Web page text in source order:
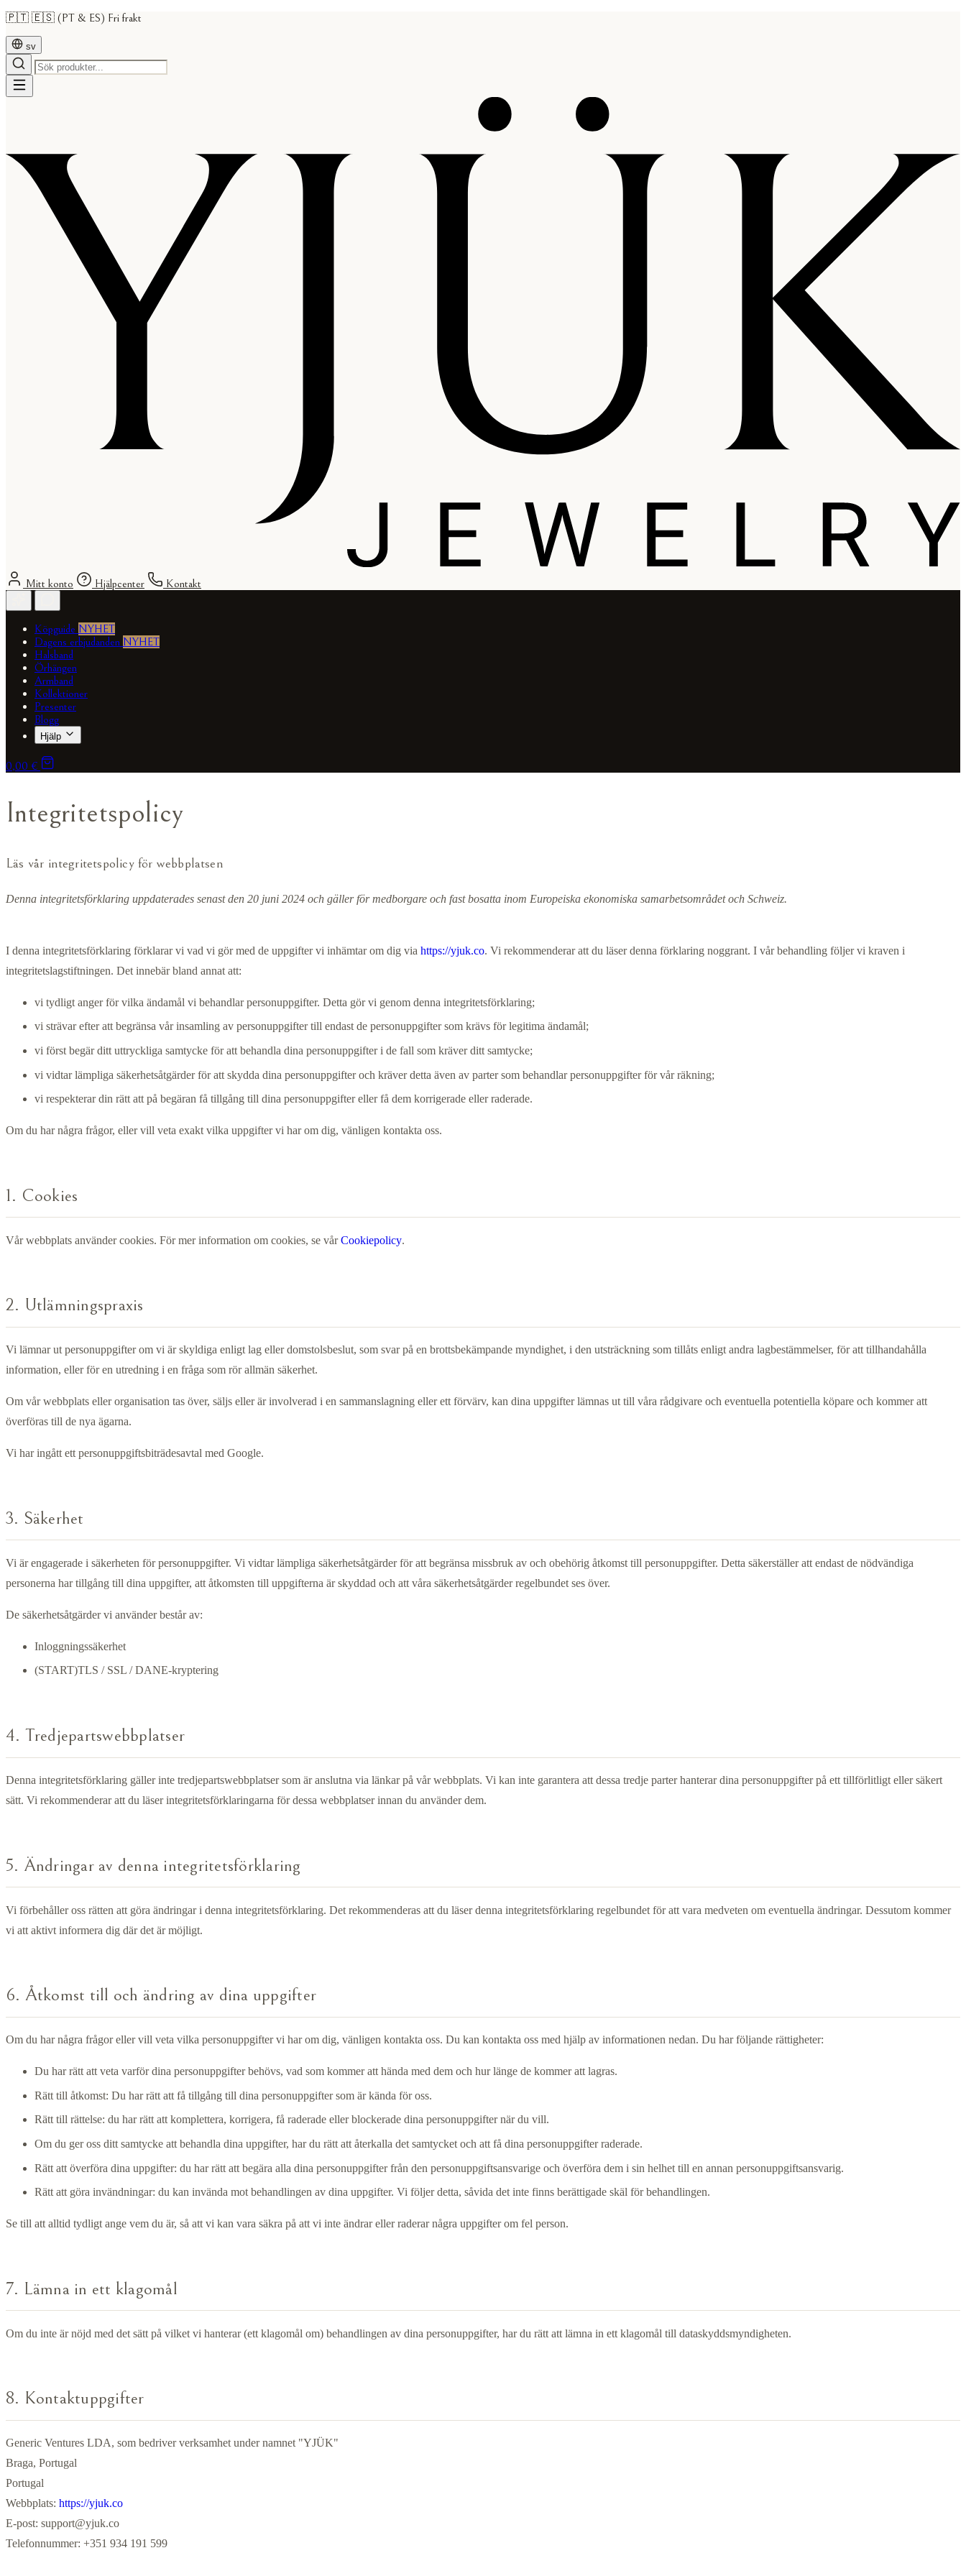
🇵🇹 🇪🇸 (PT & ES) Fri frakt
sv
Mitt konto Hjälpcenter Kontakt
Köpguide NYHET
Dagens erbjudanden NYHET
Halsband
Örhängen
Armband
Kollektioner
Presenter
Blogg
Hjälp
0,00 €
Integritetspolicy
Läs vår integritetspolicy för webbplatsen
Denna integritetsförklaring uppdaterades senast den 20 juni 2024 och gäller för medborgare och fast bosatta inom Europeiska ekonomiska samarbetsområdet och Schweiz.
I denna integritetsförklaring förklarar vi vad vi gör med de uppgifter vi inhämtar om dig via https://yjuk.co. Vi rekommenderar att du läser denna förklaring noggrant. I vår behandling följer vi kraven i
integritetslagstiftningen. Det innebär bland annat att:
vi tydligt anger för vilka ändamål vi behandlar personuppgifter. Detta gör vi genom denna integritetsförklaring;
vi strävar efter att begränsa vår insamling av personuppgifter till endast de personuppgifter som krävs för legitima ändamål;
vi först begär ditt uttryckliga samtycke för att behandla dina personuppgifter i de fall som kräver ditt samtycke;
vi vidtar lämpliga säkerhetsåtgärder för att skydda dina personuppgifter och kräver detta även av parter som behandlar personuppgifter för vår räkning;
vi respekterar din rätt att på begäran få tillgång till dina personuppgifter eller få dem korrigerade eller raderade.
Om du har några frågor, eller vill veta exakt vilka uppgifter vi har om dig, vänligen kontakta oss.
1. Cookies
Vår webbplats använder cookies. För mer information om cookies, se vårCookiepolicy.
2. Utlämningspraxis
Vi lämnar ut personuppgifter om vi är skyldiga enligt lag eller domstolsbeslut, som svar på en brottsbekämpande myndighet, i den utsträckning som tillåts enligt andra lagbestämmelser, för att tillhandahålla
information, eller för en utredning i en fråga som rör allmän säkerhet.
Om vår webbplats eller organisation tas över, säljs eller är involverad i en sammanslagning eller ett förvärv, kan dina uppgifter lämnas ut till våra rådgivare och eventuella potentiella köpare och kommer att
överföras till de nya ägarna.
Vi har ingått ett personuppgiftsbiträdesavtal med Google.
3. Säkerhet
Vi är engagerade i säkerheten för personuppgifter. Vi vidtar lämpliga säkerhetsåtgärder för att begränsa missbruk av och obehörig åtkomst till personuppgifter. Detta säkerställer att endast de nödvändiga
personerna har tillgång till dina uppgifter, att åtkomsten till uppgifterna är skyddad och att våra säkerhetsåtgärder regelbundet ses över.
De säkerhetsåtgärder vi använder består av:
Inloggningssäkerhet
(START)TLS / SSL / DANE-kryptering
4. Tredjepartswebbplatser
Denna integritetsförklaring gäller inte tredjepartswebbplatser som är anslutna via länkar på vår webbplats. Vi kan inte garantera att dessa tredje parter hanterar dina personuppgifter på ett tillförlitligt eller säkert
sätt. Vi rekommenderar att du läser integritetsförklaringarna för dessa webbplatser innan du använder dem.
5. Ändringar av denna integritetsförklaring
Vi förbehåller oss rätten att göra ändringar i denna integritetsförklaring. Det rekommenderas att du läser denna integritetsförklaring regelbundet för att vara medveten om eventuella ändringar. Dessutom kommer
vi att aktivt informera dig där det är möjligt.
6. Åtkomst till och ändring av dina uppgifter
Om du har några frågor eller vill veta vilka personuppgifter vi har om dig, vänligen kontakta oss. Du kan kontakta oss med hjälp av informationen nedan. Du har följande rättigheter:
Du har rätt att veta varför dina personuppgifter behövs, vad som kommer att hända med dem och hur länge de kommer att lagras.
Rätt till åtkomst: Du har rätt att få tillgång till dina personuppgifter som är kända för oss.
Rätt till rättelse: du har rätt att komplettera, korrigera, få raderade eller blockerade dina personuppgifter när du vill.
Om du ger oss ditt samtycke att behandla dina uppgifter, har du rätt att återkalla det samtycket och att få dina personuppgifter raderade.
Rätt att överföra dina uppgifter: du har rätt att begära alla dina personuppgifter från den personuppgiftsansvarige och överföra dem i sin helhet till en annan personuppgiftsansvarig.
Rätt att göra invändningar: du kan invända mot behandlingen av dina uppgifter. Vi följer detta, såvida det inte finns berättigade skäl för behandlingen.
Se till att alltid tydligt ange vem du är, så att vi kan vara säkra på att vi inte ändrar eller raderar några uppgifter om fel person.
7. Lämna in ett klagomål
Om du inte är nöjd med det sätt på vilket vi hanterar (ett klagomål om) behandlingen av dina personuppgifter, har du rätt att lämna in ett klagomål till dataskyddsmyndigheten.
8. Kontaktuppgifter
Generic Ventures LDA, som bedriver verksamhet under namnet "YJÜK"
Braga, Portugal
Portugal
Webbplats: https://yjuk.co
E-post: support@yjuk.co
Telefonnummer: +351 934 191 599